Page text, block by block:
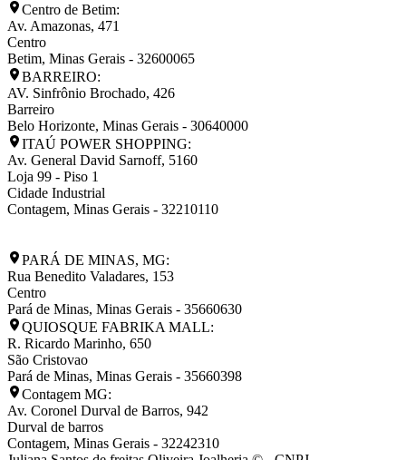
Centro de Betim:
Av. Amazonas, 471
Centro
Betim, Minas Gerais - 32600065
BARREIRO:
AV. Sinfrônio Brochado, 426
Barreiro
Belo Horizonte, Minas Gerais - 30640000
ITAÚ POWER SHOPPING:
Av. General David Sarnoff, 5160
Loja 99 - Piso 1
Cidade Industrial
Contagem, Minas Gerais - 32210110
PARÁ DE MINAS, MG:
Rua Benedito Valadares, 153
Centro
Pará de Minas, Minas Gerais - 35660630
QUIOSQUE FABRIKA MALL:
R. Ricardo Marinho, 650
São Cristovao
Pará de Minas, Minas Gerais - 35660398
Contagem MG:
Av. Coronel Durval de Barros, 942
Durval de barros
Contagem, Minas Gerais - 32242310